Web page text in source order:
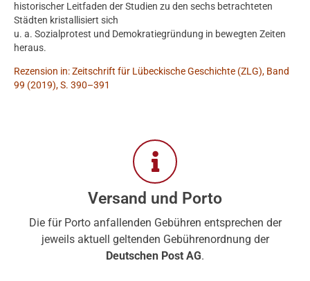
historischer Leitfaden der Studien zu den sechs betrachteten
Städten kristallisiert sich
u. a. Sozialprotest und Demokratiegründung in bewegten Zeiten
heraus.
Rezension in: Zeitschrift für Lübeckische Geschichte (ZLG), Band
99 (2019), S. 390–391
Versand und Porto
Die für Porto anfallenden Gebühren entsprechen der
jeweils aktuell geltenden Gebührenordnung der
Deutschen Post AG.